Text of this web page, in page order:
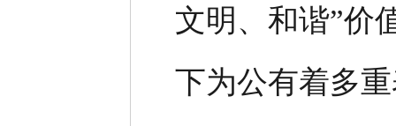
文明、和谐”价
下为公有着多